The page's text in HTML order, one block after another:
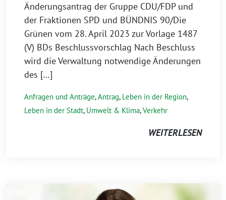
Änderungsantrag der Gruppe CDU/FDP und
der Fraktionen SPD und BÜNDNIS 90/Die
Grünen vom 28. April 2023 zur Vorlage 1487
(V) BDs Beschlussvorschlag Nach Beschluss
wird die Verwaltung notwendige Änderungen
des […]
Anfragen und Anträge,Antrag, Leben in der Region,
Leben in der Stadt, Umwelt & Klima,Verkehr
WEITERLESEN